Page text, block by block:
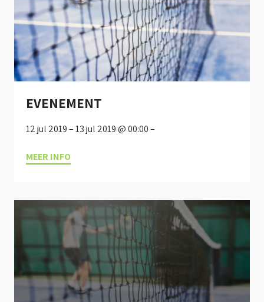
EVENEMENT
12 jul 2019 – 13 jul 2019 @ 00:00 –
MEER INFO